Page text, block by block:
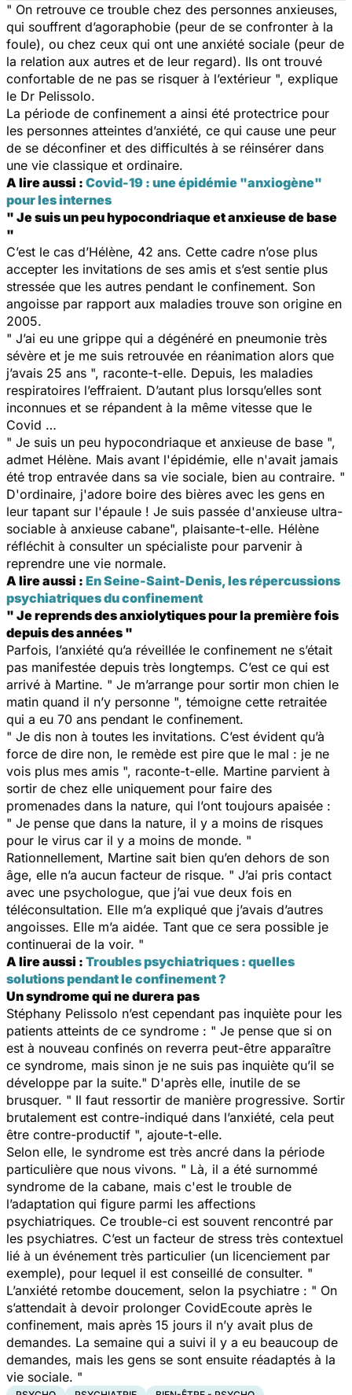
" On retrouve ce trouble chez des personnes anxieuses,
qui souffrent d’agoraphobie (peur de se confronter à la
foule), ou chez ceux qui ont une anxiété sociale (peur de
la relation aux autres et de leur regard). Ils ont trouvé
confortable de ne pas se risquer à l’extérieur ", explique
le Dr Pelissolo.
La période de confinement a ainsi été protectrice pour
les personnes atteintes d’anxiété, ce qui cause une peur
de se déconfiner et des difficultés à se réinsérer dans
une vie classique et ordinaire.
A lire aussi : Covid-19 : une épidémie "anxiogène"
pour les internes
" Je suis un peu hypocondriaque et anxieuse de base
"
C’est le cas d’Hélène, 42 ans. Cette cadre n’ose plus
accepter les invitations de ses amis et s’est sentie plus
stressée que les autres pendant le confinement. Son
angoisse par rapport aux maladies trouve son origine en
2005.
" J’ai eu une grippe qui a dégénéré en pneumonie très
sévère et je me suis retrouvée en réanimation alors que
j’avais 25 ans ", raconte-t-elle. Depuis, les maladies
respiratoires l’effraient. D’autant plus lorsqu’elles sont
inconnues et se répandent à la même vitesse que le
Covid …
" Je suis un peu hypocondriaque et anxieuse de base ",
admet Hélène. Mais avant l'épidémie, elle n'avait jamais
été trop entravée dans sa vie sociale, bien au contraire. "
D'ordinaire, j'adore boire des bières avec les gens en
leur tapant sur l'épaule ! Je suis passée d'anxieuse ultra-
sociable à anxieuse cabane", plaisante-t-elle. Hélène
réfléchit à consulter un spécialiste pour parvenir à
reprendre une vie normale.
A lire aussi : En Seine-Saint-Denis, les répercussions
psychiatriques du confinement
" Je reprends des anxiolytiques pour la première fois
depuis des années "
Parfois, l’anxiété qu’a réveillée le confinement ne s’était
pas manifestée depuis très longtemps. C’est ce qui est
arrivé à Martine. " Je m’arrange pour sortir mon chien le
matin quand il n’y personne ", témoigne cette retraitée
qui a eu 70 ans pendant le confinement.
" Je dis non à toutes les invitations. C’est évident qu’à
force de dire non, le remède est pire que le mal : je ne
vois plus mes amis ", raconte-t-elle. Martine parvient à
sortir de chez elle uniquement pour faire des
promenades dans la nature, qui l’ont toujours apaisée :
" Je pense que dans la nature, il y a moins de risques
pour le virus car il y a moins de monde. "
Rationnellement, Martine sait bien qu’en dehors de son
âge, elle n’a aucun facteur de risque. " J’ai pris contact
avec une psychologue, que j’ai vue deux fois en
téléconsultation. Elle m’a expliqué que j’avais d’autres
angoisses. Elle m’a aidée. Tant que ce sera possible je
continuerai de la voir. "
A lire aussi : Troubles psychiatriques : quelles
solutions pendant le confinement ?
Un syndrome qui ne durera pas
Stéphany Pelissolo n’est cependant pas inquiète pour les
patients atteints de ce syndrome : " Je pense que si on
est à nouveau confinés on reverra peut-être apparaître
ce syndrome, mais sinon je ne suis pas inquiète qu’il se
développe par la suite." D'après elle, inutile de se
brusquer. " Il faut ressortir de manière progressive. Sortir
brutalement est contre-indiqué dans l’anxiété, cela peut
être contre-productif ", ajoute-t-elle.
Selon elle, le syndrome est très ancré dans la période
particulière que nous vivons. " Là, il a été surnommé
syndrome de la cabane, mais c'est le trouble de
l’adaptation qui figure parmi les affections
psychiatriques. Ce trouble-ci est souvent rencontré par
les psychiatres. C’est un facteur de stress très contextuel
lié à un événement très particulier (un licenciement par
exemple), pour lequel il est conseillé de consulter. "
L’anxiété retombe doucement, selon la psychiatre : " On
s’attendait à devoir prolonger CovidEcoute après le
confinement, mais après 15 jours il n’y avait plus de
demandes. La semaine qui a suivi il y a eu beaucoup de
demandes, mais les gens se sont ensuite réadaptés à la
vie sociale. "